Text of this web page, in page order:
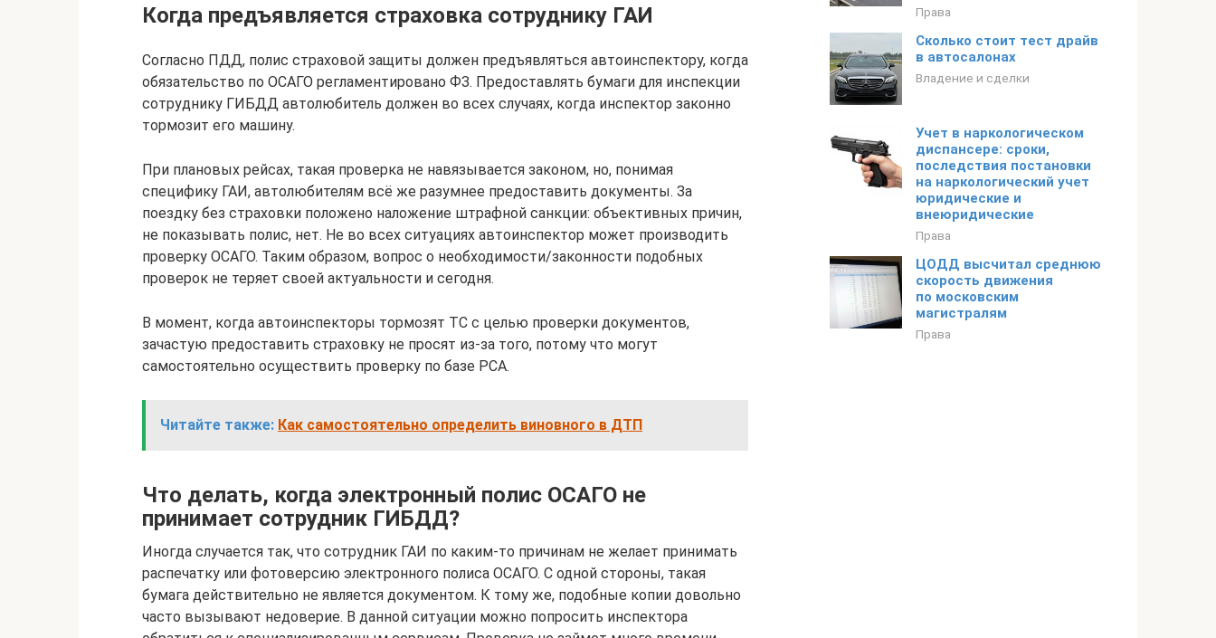
Когда предъявляется страховка сотруднику ГАИ
Согласно ПДД, полис страховой защиты должен предъявляться автоинспектору, когда
обязательство по ОСАГО регламентировано ФЗ. Предоставлять бумаги для инспекции
сотруднику ГИБДД автолюбитель должен во всех случаях, когда инспектор законно
тормозит его машину.
При плановых рейсах, такая проверка не навязывается законом, но, понимая
специфику ГАИ, автолюбителям всё же разумнее предоставить документы. За
поездку без страховки положено наложение штрафной санкции: объективных причин,
не показывать полис, нет. Не во всех ситуациях автоинспектор может производить
проверку ОСАГО. Таким образом, вопрос о необходимости/законности подобных
проверок не теряет своей актуальности и сегодня.
В момент, когда автоинспекторы тормозят ТС с целью проверки документов,
зачастую предоставить страховку не просят из-за того, потому что могут
самостоятельно осуществить проверку по базе РСА.
Читайте также: Как самостоятельно определить виновного в ДТП
Что делать, когда электронный полис ОСАГО не
принимает сотрудник ГИБДД?
Иногда случается так, что сотрудник ГАИ по каким-то причинам не желает принимать
распечатку или фотоверсию электронного полиса ОСАГО. С одной стороны, такая
бумага действительно не является документом. К тому же, подобные копии довольно
часто вызывают недоверие. В данной ситуации можно попросить инспектора
Права
Сколько стоит тест драйв
в автосалонах
Владение и сделки
Учет в наркологическом
диспансере: сроки,
последствия постановки
на наркологический учет
юридические и
внеюридические
Права
ЦОДД высчитал среднюю
скорость движения
по московским
магистралям
Права